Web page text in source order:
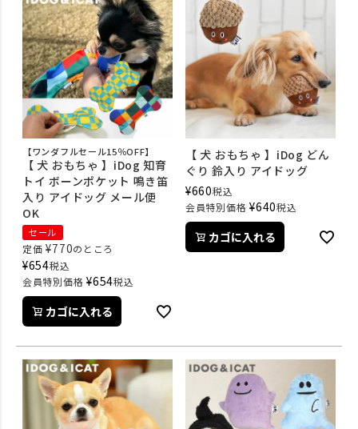
【ワンダフルセール15％OFF】
【 犬 おもちゃ 】iDog 知育
トイ ボーンポケット 鳴き笛
入り アイドッグ メール便
OK
セール
定価 ¥770のところ
¥654税込
会員特別価格 ¥654税込
カゴに入れる
【 犬 おもちゃ 】iDog どん
ぐり 鈴入り アイドッグ
¥660税込
会員特別価格 ¥640税込
カゴに入れる